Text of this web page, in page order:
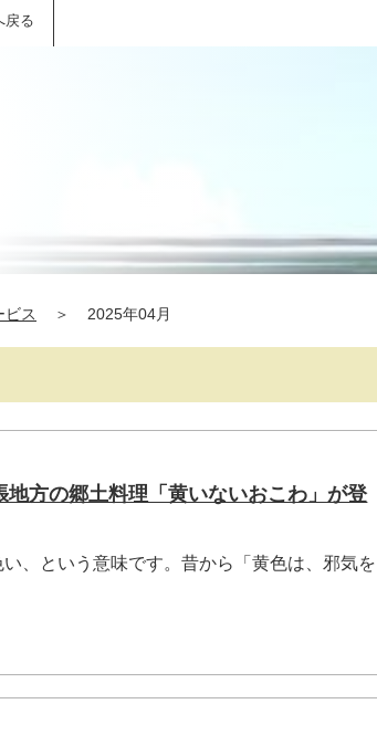
戻る
ビス ＞ 2025年04月
方の郷土料理「黄いないおこわ」が登
、という意味です。昔から「黄色は、邪気を